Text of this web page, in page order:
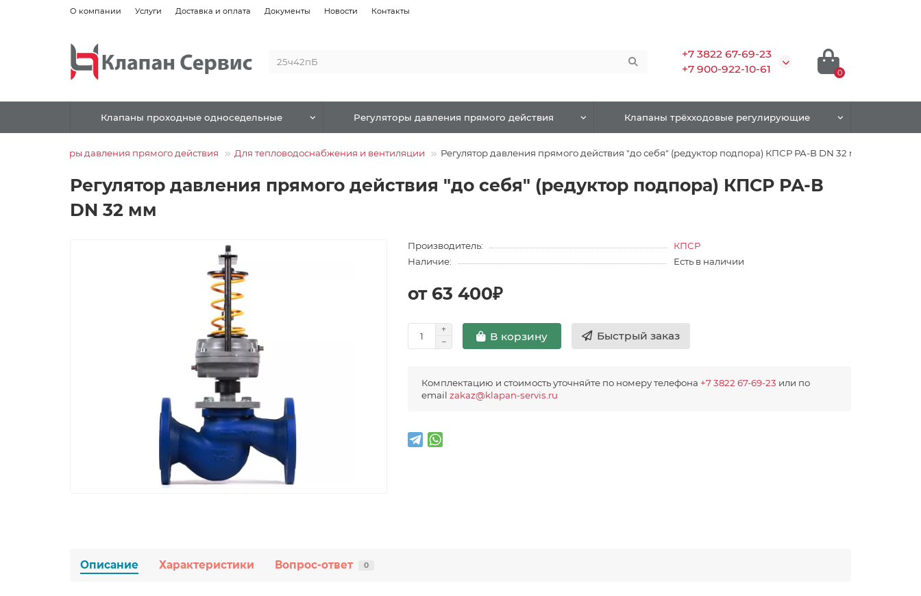
О компании Услуги Доставка и оплата Документы Новости Контакты
+7 3822 67-69-23
+7 900-922-10-61
0
Клапаны проходные односедельные Регуляторы давления прямого действия Клапаны трёхходовые регулирующие
Регуляторы давления прямого действия Для тепловодоснабжения и вентиляции Регулятор давления прямого действия "до себя" (редуктор подпора) КПСР РА-В DN 32 мм
Регулятор давления прямого действия "до себя" (редуктор подпора) КПСР РА-В
DN 32 мм
Производитель:
КПСР
Наличие:
Есть в наличии
от 63 400₽
В корзину Быстрый заказ
Комплектацию и стоимость уточняйте по номеру телефона +7 3822 67-69-23 или по
emailzakaz@klapan-servis.ru
Описание Характеристики Вопрос-ответ 0